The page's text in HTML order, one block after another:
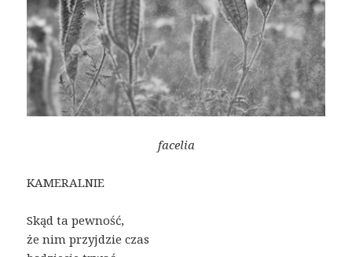
facelia
KAMERALNIE
Skąd ta pewność,
że nim przyjdzie czas